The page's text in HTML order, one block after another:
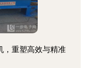
，重塑高效与精准